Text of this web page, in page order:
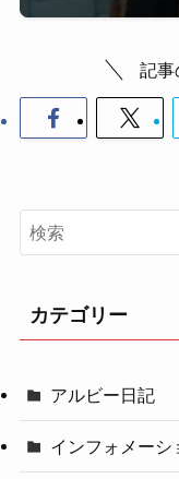
記事
カテゴリー
アルビー日記
インフォメーシ